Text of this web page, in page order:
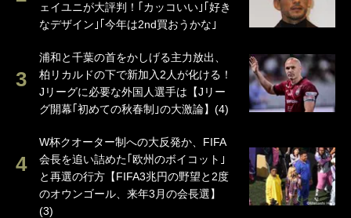
ェイユニが大評判！｢カッコいい｣｢好き
なデザイン｣｢今年は2nd買おうかな｣
浦和と千葉の首をかしげる主力放出、
柏リカルドの下で新加入2人が化ける！
Jリーグに必要な外国人選手は【Jリー
グ開幕｢初めての秋春制｣の大激論】(4)
W杯クオーター制への大反発か、FIFA
会長を追い詰めた｢欧州のボイコット｣
と再選の行方【FIFA3兆円の野望と2度
のオウンゴール、来年3月の会長選】
(3)